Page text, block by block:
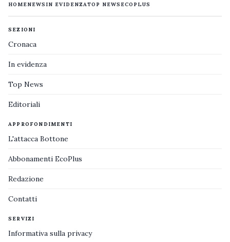
HOMENEWS IN EVIDENZATOP NEWS ECOPLUS
SEZIONI
Cronaca
In evidenza
Top News
Editoriali
APPROFONDIMENTI
L'attacca Bottone
Abbonamenti EcoPlus
Redazione
Contatti
SERVIZI
Informativa sulla privacy